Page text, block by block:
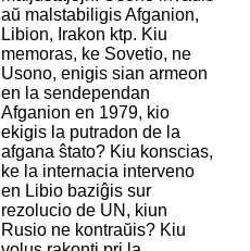
aŭ malstabiligis Afganion,
Libion, Irakon ktp. Kiu
memoras, ke Sovetio, ne
Usono, enigis sian armeon
en la sendependan
Afganion en 1979, kio
ekigis la putradon de la
afgana ŝtato? Kiu konscias,
ke la internacia interveno
en Libio baziĝis sur
rezolucio de UN, kiun
Rusio ne kontraŭis? Kiu